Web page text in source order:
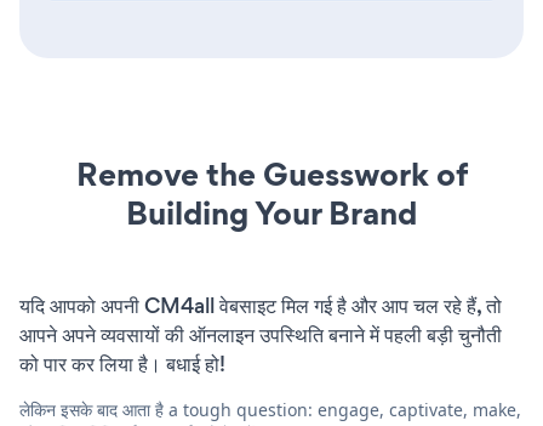
Remove the Guesswork of
Building Your Brand
यदि आपको अपनी CM4all वेबसाइट मिल गई है और आप चल रहे हैं, तो
आपने अपने व्यवसायों की ऑनलाइन उपस्थिति बनाने में पहली बड़ी चुनौती
को पार कर लिया है। बधाई हो!
लेकिन इसके बाद आता है a tough question: engage, captivate, make,